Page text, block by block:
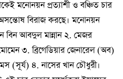
মনোনয়ন প্রত্যাশী ও বঞ্চিত চার
অসন্তোষ বিরাজ করছে। মনোনয়ন
বিন আবদুল মান্নান ২. মেজর
৩. ব্রিগেডিয়ার জেনারেল (অব)
(সূর্য) ৪. নাসের খান চৌধুরী।